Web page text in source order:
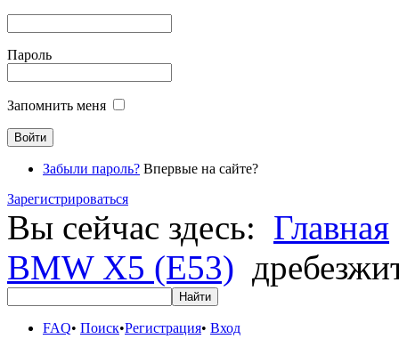
Пароль
Запомнить меня
Забыли пароль? Впервые на сайте?
Зарегистрироваться
Вы сейчас здесь: Главная
BMW X5 (E53)
FAQ• Поиск•Регистрация• Вход